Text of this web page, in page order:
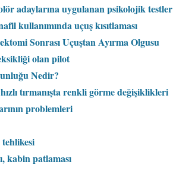
adaylarına uygulanan psikolojik testler
kullanımında uçuş kısıtlaması
Sonrası Uçuştan Ayırma Olgusu
olan pilot
Nedir?
tırmanışta renkli görme değişiklikleri
problemleri
kabin patlaması